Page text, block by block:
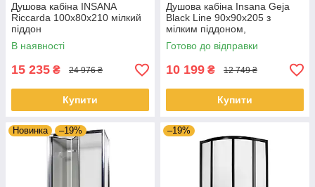
Душова кабіна INSANA
Riccarda 100x80x210 мілкий
піддон
В наявності
15 235 ₴ 24 976 ₴
Купити
Душова кабіна Insana Geja
Black Line 90x90x205 з
мілким піддоном,
хромований профіль,
прозоре скло з чорними
лініями
Готово до відправки
10 199 ₴ 12 749 ₴
Купити
Новинка –19% –19%